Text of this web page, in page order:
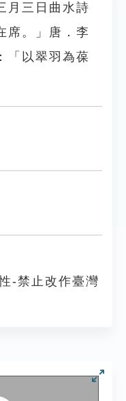
月三日曲水詩
席。」唐．李
「以翠羽為葆
-禁止改作臺灣